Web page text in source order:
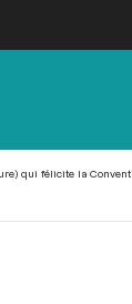
qui félicite la